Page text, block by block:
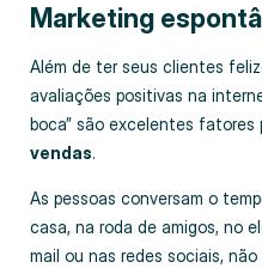
Marketing
Além de ter seus clientes
avaliações positivas na
boca” são excelentes fatores
vendas.
As pessoas conversam o
casa, na roda de amigos, no
mail ou nas redes sociais, não